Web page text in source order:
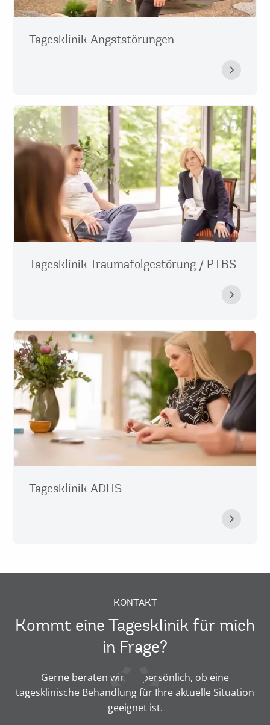
Tagesklinik Angststörungen
Tagesklinik Traumafolgestörung / PTBS
Tagesklinik ADHS
KONTAKT
Kommt eine Tagesklinik für mich
in Frage?
Gerne beraten wir Sie persönlich, ob eine
tagesklinische Behandlung für Ihre aktuelle Situation
geeignet ist.